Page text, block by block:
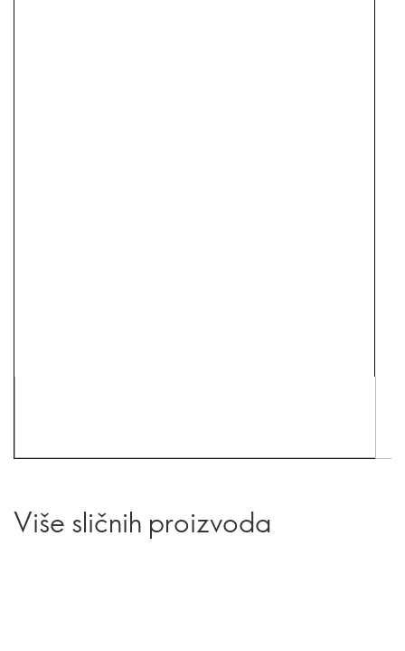
Više sličnih proizvoda